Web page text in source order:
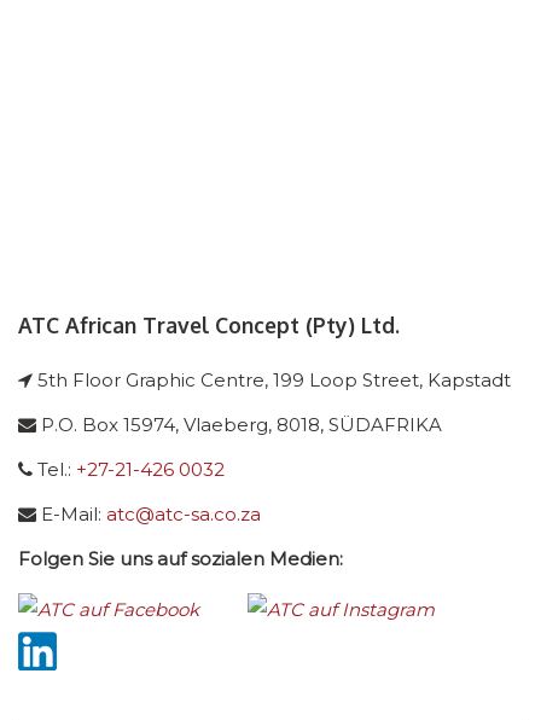
ATC African Travel Concept (Pty) Ltd.
5th Floor Graphic Centre, 199 Loop Street, Kapstadt
P.O. Box 15974, Vlaeberg, 8018, SÜDAFRIKA
Tel.: +27-21-426 0032
E-Mail: atc@atc-sa.co.za
Folgen Sie uns auf sozialen Medien: